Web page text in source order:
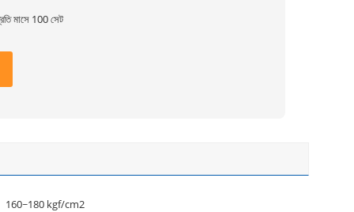
মাসে 100 সেট
160~180 kgf/cm2